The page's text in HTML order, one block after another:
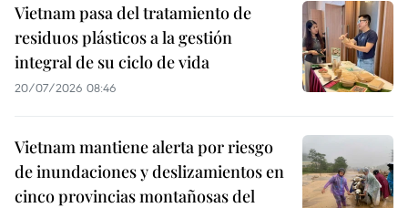
Vietnam pasa del tratamiento de
residuos plásticos a la gestión
integral de su ciclo de vida
20/07/2026 08:46
Vietnam mantiene alerta por riesgo
de inundaciones y deslizamientos en
cinco provincias montañosas del